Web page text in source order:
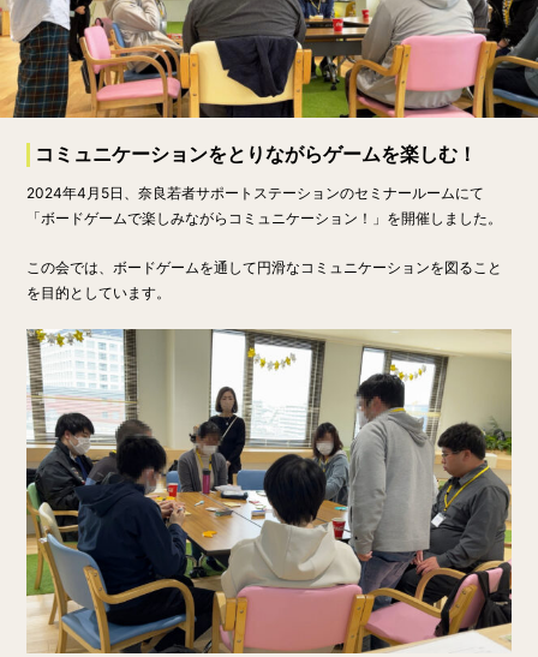
コミュニケーションをとりながらゲームを楽しむ！
​​2024年4月5日、奈良若者サポートステーションのセミナールームにて
「ボードゲームで楽しみながらコミュニケーション！」を開催しました。
この会では、ボードゲームを通して円滑なコミュニケーションを図ること
を目的としています。